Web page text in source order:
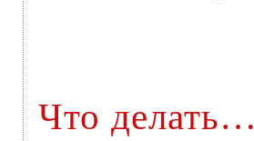
Что делать…